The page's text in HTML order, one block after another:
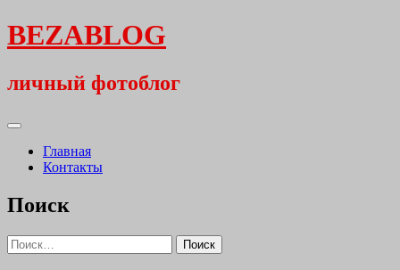
Перейти
к
BEZABLOG
личный фотоблог
Основное
Главная
Контакты
Поиск
Найти: